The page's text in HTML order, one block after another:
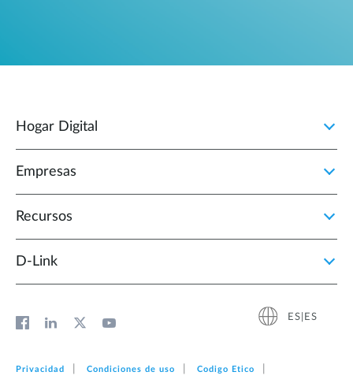
Hogar Digital
Empresas
Recursos
D‑Link
ES|ES
Privacidad Condiciones de uso Codigo Etico